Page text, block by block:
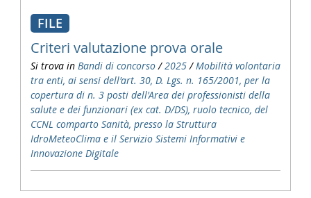
FILE
Criteri valutazione prova orale
Si trova in Bandi di concorso /2025 /Mobilità volontaria
tra enti, ai sensi dell'art. 30, D. Lgs. n. 165/2001, per la
copertura di n. 3 posti dell'Area dei professionisti della
salute e dei funzionari (ex cat. D/DS), ruolo tecnico, del
CCNL comparto Sanità, presso la Struttura
IdroMeteoClima e il Servizio Sistemi Informativi e
Innovazione Digitale